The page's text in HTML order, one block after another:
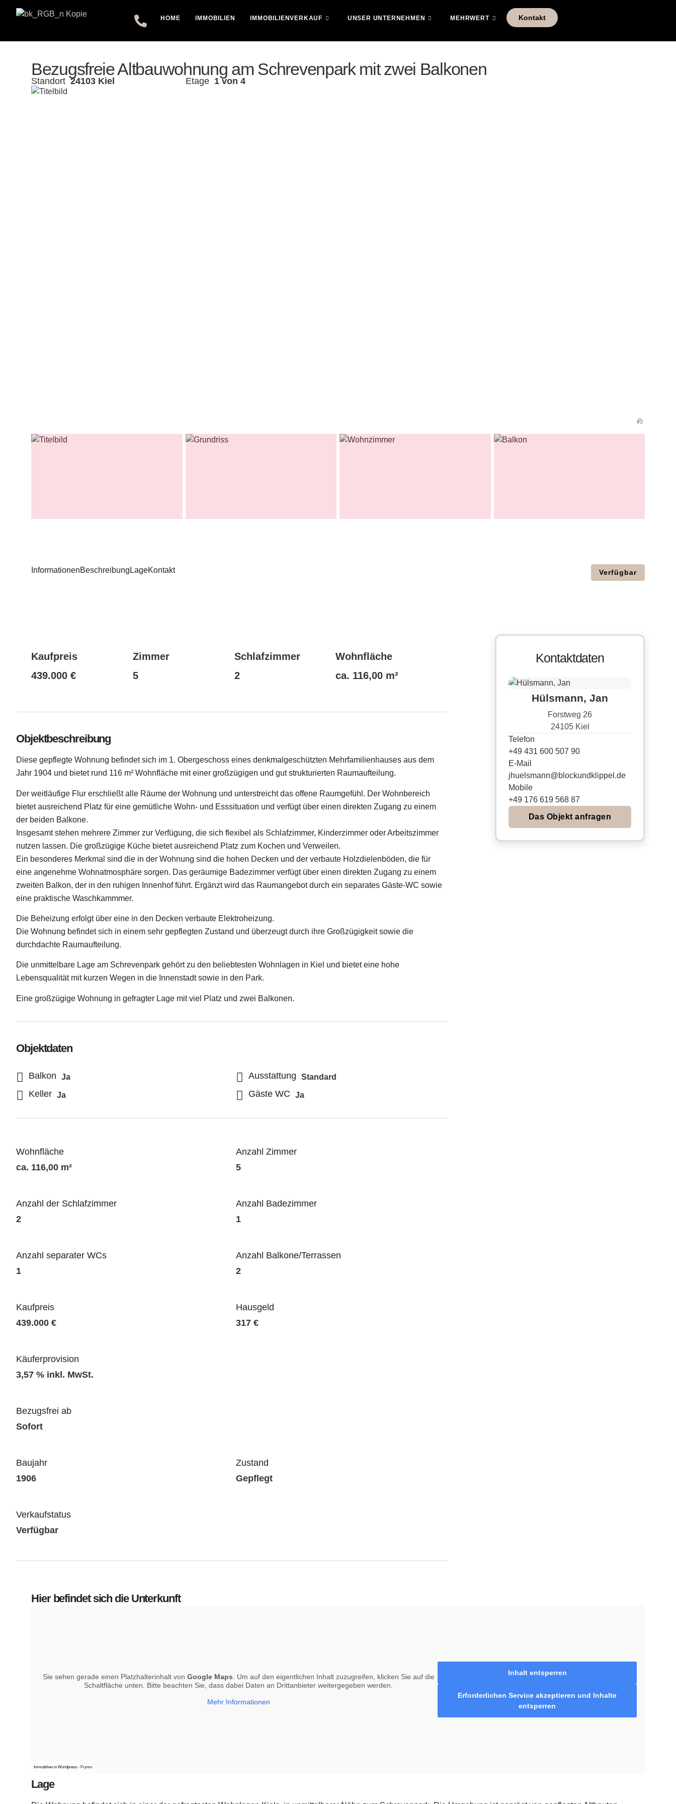
HOME IMMOBILIEN IMMOBILIENVERKAUF UNSER UNTERNEHMEN MEHRWERT Kontakt
Bezugsfreie Altbauwohnung am Schrevenpark mit zwei Balkonen
Standort 24103 Kiel Etage 1 von 4
InformationenBeschreibung LageKontakt Verfügbar
Kaufpreis
439.000 €
Zimmer
5
Schlafzimmer
2
Wohnfläche
ca. 116,00 m²
Objektbeschreibung
Diese gepflegte Wohnung befindet sich im 1. Obergeschoss eines denkmalgeschützten Mehrfamilienhauses aus dem
Jahr 1904 und bietet rund 116 m² Wohnfläche mit einer großzügigen und gut strukturierten Raumaufteilung.
Der weitläufige Flur erschließt alle Räume der Wohnung und unterstreicht das offene Raumgefühl. Der Wohnbereich
bietet ausreichend Platz für eine gemütliche Wohn- und Esssituation und verfügt über einen direkten Zugang zu einem
der beiden Balkone.
Insgesamt stehen mehrere Zimmer zur Verfügung, die sich flexibel als Schlafzimmer, Kinderzimmer oder Arbeitszimmer
nutzen lassen. Die großzügige Küche bietet ausreichend Platz zum Kochen und Verweilen.
Ein besonderes Merkmal sind die in der Wohnung sind die hohen Decken und der verbaute Holzdielenböden, die für
eine angenehme Wohnatmosphäre sorgen. Das geräumige Badezimmer verfügt über einen direkten Zugang zu einem
zweiten Balkon, der in den ruhigen Innenhof führt. Ergänzt wird das Raumangebot durch ein separates Gäste-WC sowie
eine praktische Waschkammmer.
Die Beheizung erfolgt über eine in den Decken verbaute Elektroheizung.
Die Wohnung befindet sich in einem sehr gepflegten Zustand und überzeugt durch ihre Großzügigkeit sowie die
durchdachte Raumaufteilung.
Die unmittelbare Lage am Schrevenpark gehört zu den beliebtesten Wohnlagen in Kiel und bietet eine hohe
Lebensqualität mit kurzen Wegen in die Innenstadt sowie in den Park.
Eine großzügige Wohnung in gefragter Lage mit viel Platz und zwei Balkonen.
Objektdaten
Balkon Ja Ausstattung Standard
Keller Ja Gäste WC Ja
Wohnfläche
ca. 116,00 m²
Anzahl Zimmer
5
Anzahl der Schlafzimmer
2
Anzahl Badezimmer
1
Anzahl separater WCs
1
Anzahl Balkone/Terrassen
2
Kaufpreis
439.000 €
Hausgeld
317 €
Käuferprovision
3,57 % inkl. MwSt.
Bezugsfrei ab
Sofort
Baujahr
1906
Zustand
Gepflegt
Verkaufstatus
Verfügbar
Kontaktdaten
Hülsmann, Jan
Forstweg 26
24105 Kiel
Telefon
+49 431 600 507 90
E-Mail
jhuelsmann@blockundklippel.de
Mobile
+49 176 619 568 87
Das Objekt anfragen
Hier befindet sich die Unterkunft
Sie sehen gerade einen Platzhalterinhalt von Google Maps . Um auf den eigentlichen Inhalt zuzugreifen, klicken Sie auf die
Schaltfläche unten. Bitte beachten Sie, dass dabei Daten an Drittanbieter weitergegeben werden.
Mehr Informationen
Inhalt entsperren
Erforderlichen Service akzeptieren und Inhalte
entsperren
Immobilien in Wordpress - Frymo
Lage